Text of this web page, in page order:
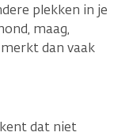
plekken in je
maag,
dan vaak
dat niet